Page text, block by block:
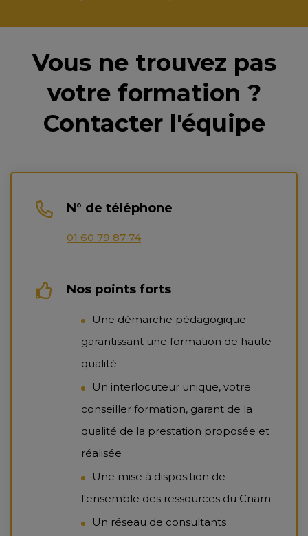
Vous ne trouvez pas
votre formation ?
Contacter l'équipe
N° de téléphone
01 60 79 87 74
Nos points forts
Une démarche pédagogique
garantissant une formation de haute
qualité
Un interlocuteur unique, votre
conseiller formation, garant de la
qualité de la prestation proposée et
réalisée
Une mise à disposition de
l'ensemble des ressources du Cnam
Un réseau de consultants